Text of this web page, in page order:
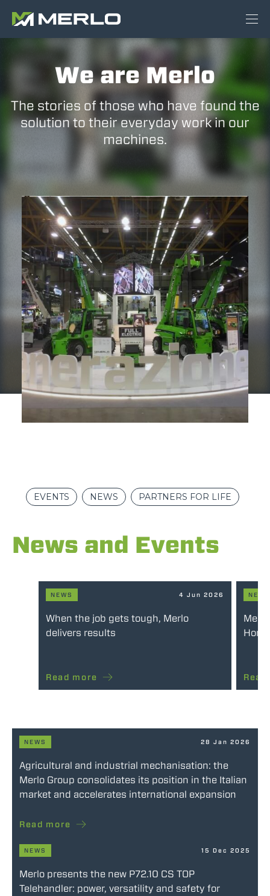
We are Merlo
The stories of those who have found the
solution to their everyday work in our
machines.
EVENTS NEWS PARTNERS FOR LIFE
News and Events
NEWS 4 Jun 2026
When the job gets tough, Merlo
delivers results
Read more
NEWS
NEWS 28 Jan 2026
Agricultural and industrial mechanisation: the
Merlo Group consolidates its position in the Italian
market and accelerates international expansion
Read more
NEWS 15 Dec 2025
Merlo presents the new P72.10 CS TOP
Telehandler: power, versatility and safety for